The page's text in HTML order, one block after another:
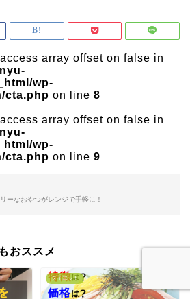
array offset on false in
wp-
cta.php on line 8
array offset on false in
wp-
cta.php on line 9
ーなおやつがレンジで手軽に！
おススメ
ダイエット